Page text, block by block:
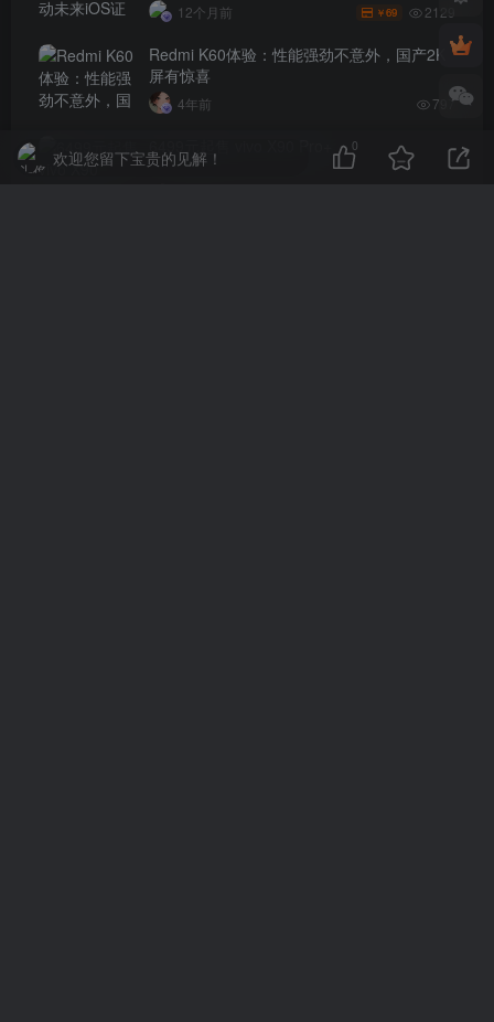
12个月前 ￥69 2129
Redmi K60体验：性能强劲不意外，国产2K
屏有惊喜
4年前 797
6499元起售 vivo X90 Pro+
欢迎您留下宝贵的见解！
0